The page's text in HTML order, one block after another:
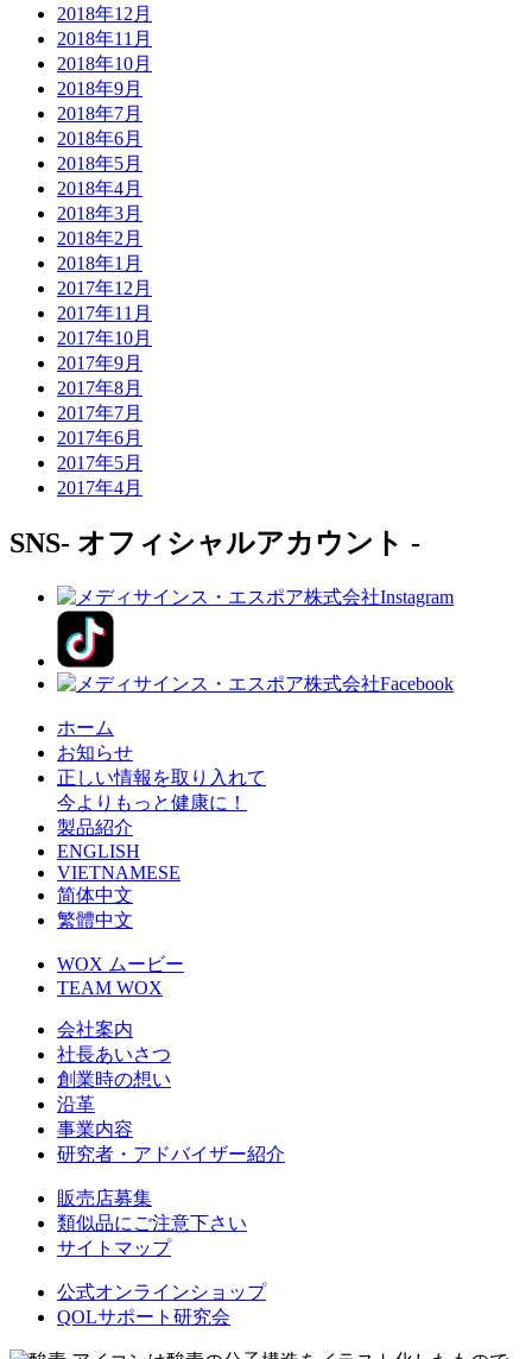
2018年12月
2018年11月
2018年10月
2018年9月
2018年7月
2018年6月
2018年5月
2018年4月
2018年3月
2018年2月
2018年1月
2017年12月
2017年11月
2017年10月
2017年9月
2017年8月
2017年7月
2017年6月
2017年5月
2017年4月
SNS- オフィシャルアカウント -
ホーム
お知らせ
正しい情報を取り入れて
今よりもっと健康に！
製品紹介
ENGLISH
VIETNAMESE
简体中文
繁體中文
WOX ムービー
TEAM WOX
会社案内
社長あいさつ
創業時の想い
沿革
事業内容
研究者・アドバイザー紹介
販売店募集
類似品にご注意下さい
サイトマップ
公式オンラインショップ
QOLサポート研究会